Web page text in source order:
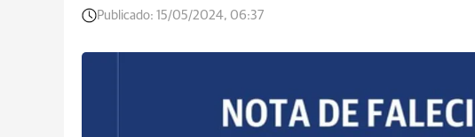
Publicado: 15/05/2024, 06:37